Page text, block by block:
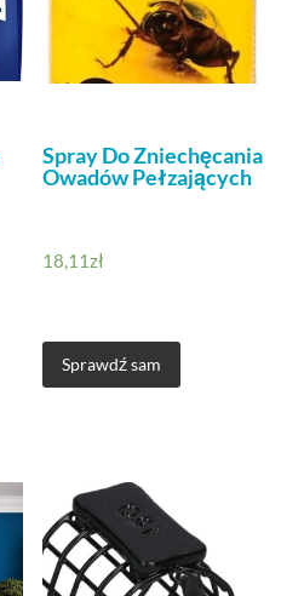
Spray Do Zniechęcania
Owadów Pełzających
18,11zł
Sprawdź sam